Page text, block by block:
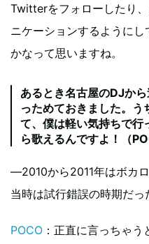
Twitterをフォローしたり
ニケーションするように
かなって思いますね。
あるとき名古屋のDJか
っためておきました。
て、僕は軽い気持ちで
ら歌えるんですよ！（
―2010から2011年はボカ
当時は試行錯誤の時期だっ
POCO ：正直に言っちゃ